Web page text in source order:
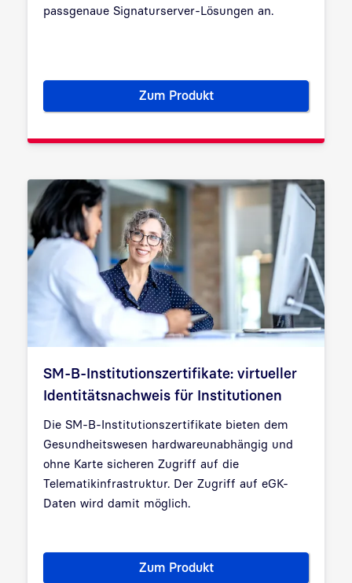
passgenaue Signaturserver-Lösungen an.
Zum ProduktSignaturserver portiQ
SM-B-Institutionszertifikate: virtueller
Identitätsnachweis für Institutionen
Die SM-B-Institutionszertifikate bieten dem
Gesundheitswesen hardwareunabhängig und
ohne Karte sicheren Zugriff auf die
Telematikinfrastruktur. Der Zugriff auf eGK-
Daten wird damit möglich.
Zum ProduktSM-B-Institutionszertifikate: